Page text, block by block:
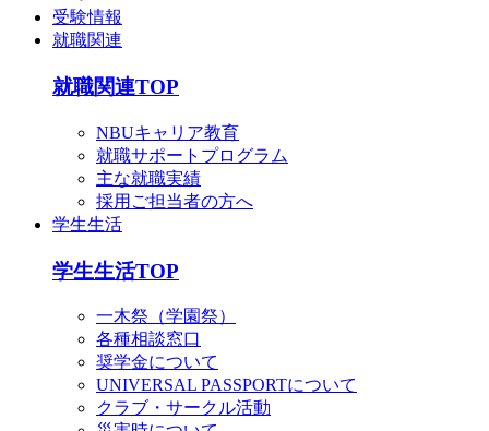
受験情報
就職関連
就職関連TOP
NBUキャリア教育
就職サポートプログラム
主な就職実績
採用ご担当者の方へ
学生生活
学生生活TOP
一木祭（学園祭）
各種相談窓口
奨学金について
UNIVERSAL PASSPORTについて
クラブ・サークル活動